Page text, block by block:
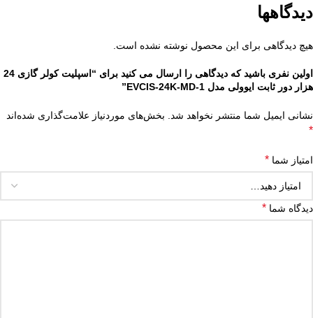
دیدگاهها
هیچ دیدگاهی برای این محصول نوشته نشده است.
اولین نفری باشید که دیدگاهی را ارسال می کنید برای “اسپلیت کولر گازی 24
هزار دور ثابت ایوولی مدل EVCIS-24K-MD-1”
نشانی ایمیل شما منتشر نخواهد شد. بخش‌های موردنیاز علامت‌گذاری شده‌اند
*
امتیاز شما *
دیدگاه شما *